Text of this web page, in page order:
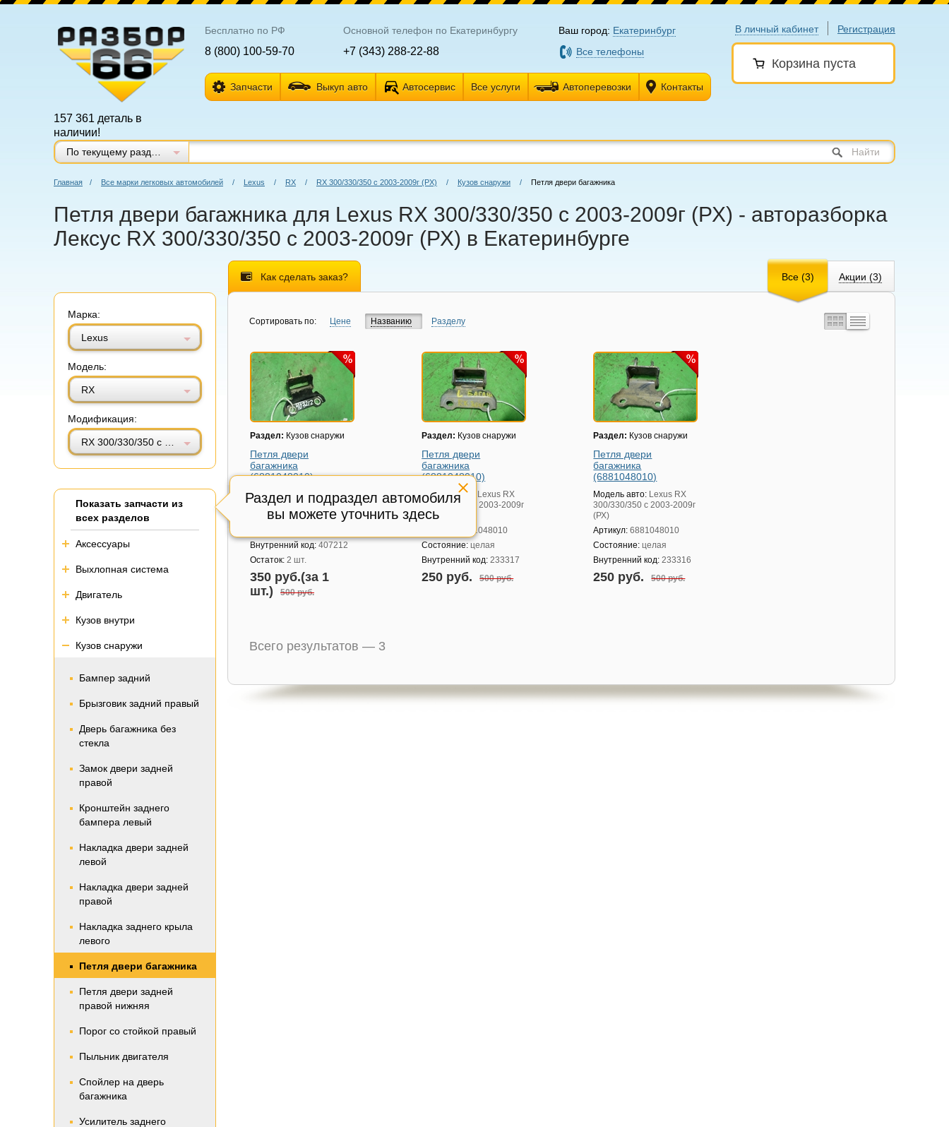
В личный кабинет Регистрация
Корзина пуста
157 361 деталь в
наличии!
Бесплатно по РФ
8 (800) 100-59-70
Основной телефон по Екатеринбургу
+7 (343) 288-22-88
Ваш город: Екатеринбург
Все телефоны
Запчасти Выкуп авто Автосервис Все услуги Автоперевозки Контакты
Найти
Главная / Все марки легковых автомобилей / Lexus / RX / RX 300/330/350 с 2003-2009г (РХ) / Кузов снаружи / Петля двери багажника
Петля двери багажника для Lexus RX 300/330/350 с 2003-2009г (РХ) - авторазборка
Лексус RX 300/330/350 с 2003-2009г (РХ) в Екатеринбурге
Марка:
Lexus
Модель:
RX
Модификация:
Раздел и подраздел автомобиля
вы можете уточнить здесь
Показать запчасти из
всех разделов
Аксессуары
Выхлопная система
Двигатель
Кузов внутри
Кузов снаружи
Бампер задний
Брызговик задний правый
Дверь багажника без
стекла
Замок двери задней
правой
Кронштейн заднего
бампера левый
Накладка двери задней
левой
Накладка двери задней
правой
Накладка заднего крыла
левого
Петля двери багажника
Петля двери задней
правой нижняя
Порог со стойкой правый
Пыльник двигателя
Спойлер на дверь
багажника
Усилитель заднего
Все (3) Акции (3)
Как сделать заказ?
Сортировать по: Цене Названию Разделу
Раздел: Кузов снаружи
Петля двери
багажника
(6881048010)
Модель авто: Lexus RX
300/330/350 с 2003-2009г
Внутренний код: 407212
Остаток: 2 шт.
350 руб.(за 1
шт.)
500 руб.
Раздел: Кузов снаружи
Петля двери
багажника
(6881048010)
Модель авто:
Lexus RX
300/330/350 с 2003-2009г
(РХ)
6881048010
Состояние: целая
Внутренний код:233317
250 руб.500 руб.
Раздел: Кузов снаружи
Петля двери
багажника
(6881048010)
Модель авто: Lexus RX
300/330/350 с 2003-2009г
(РХ)
Артикул:6881048010
Состояние:целая
Внутренний код:233316
250 руб.500 руб.
Всего результатов — 3